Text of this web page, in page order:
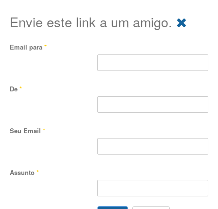
Envie este link a um amigo.
Email para *
De *
Seu Email *
Assunto *